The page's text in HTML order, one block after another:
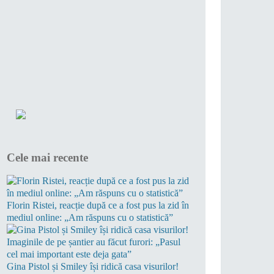
Cele mai recente
Florin Ristei, reacție după ce a fost pus la zid în
mediul online: „Am răspuns cu o statistică”
Gina Pistol și Smiley își ridică casa visurilor!